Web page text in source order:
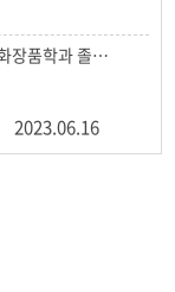
2023.06.16